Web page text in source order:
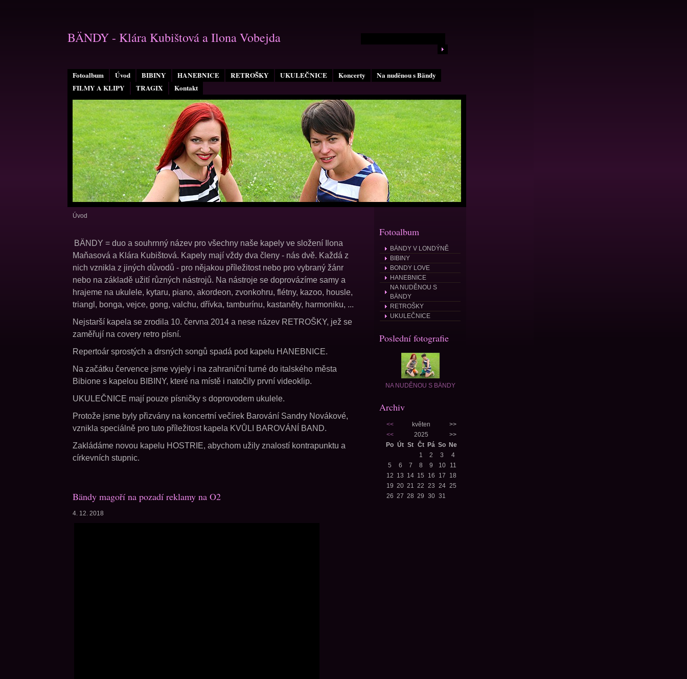
Fotoalbum Úvod BIBINY HANEBNICE RETROŠKY UKULEČNICE Koncerty
Na nuděnou s Bändy
FILMY A KLIPY
TRAGIX Kontakt
BÄNDY - Klára Kubištová a Ilona Vobejda
Úvod
BÄNDY = duo a souhrnný název pro všechny naše kapely ve složení Ilona
Maňasová a Klára Kubištová. Kapely mají vždy dva členy - nás dvě. Každá z
nich vznikla z jiných důvodů - pro nějakou příležitost nebo pro vybraný žánr
nebo na základě užití různých nástrojů. Na nástroje se doprovázíme samy a
hrajeme na ukulele, kytaru, piano, akordeon, zvonkohru, flétny, kazoo, housle,
triangl, bonga, vejce, gong, valchu, dřívka, tamburínu, kastaněty, harmoniku, ...
Nejstarší kapela se zrodila 10. června 2014 a nese název RETROŠKY, jež se
zaměřují na covery retro písní.
Repertoár sprostých a drsných songů spadá pod kapelu HANEBNICE.
Na začátku července jsme vyjely i na zahraniční turné do italského města
Bibione s kapelou BIBINY, které na místě i natočily první videoklip.
UKULEČNICE mají pouze písničky s doprovodem ukulele.
Protože jsme byly přizvány na koncertní večírek Barování Sandry Novákové,
vznikla speciálně pro tuto příležitost kapela KVŮLI BAROVÁNÍ BAND.
Zakládáme novou kapelu HOSTRIE, abychom užily znalostí kontrapunktu a
církevních stupnic.
Bändy magoří na pozadí reklamy na O2
4. 12. 2018
Fotoalbum
BÄNDY V LONDÝNĚ
BIBINY
BONDY LOVE
HANEBNICE
NA NUDĚNOU S
BÄNDY
RETROŠKY
UKULEČNICE
Poslední fotografie
NA NUDĚNOU S BÄNDY
Archiv
<< květen
>>
<<
2025
>>
Po Út St Čt Pá So Ne
1
2 3
4
5
6 7 8 9 10
11
12 13 14 15 16 17
18
19 20 21 22 23 24 25
26 27 28 29 30 31